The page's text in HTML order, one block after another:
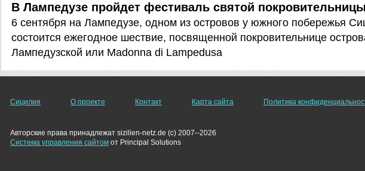
В Лампедузе пройдет фестиваль святой
6 сентября на Лампедузе, одном из островов у южного побережья
состоится ежегодное шествие, посвященной покровительнице
Лампедузской или Madonna di Lampedusa
Сицилия О проекте Контакт Карта сайта Политика
Авторские права принадлежат sizilien-netz.de (c) 2007--2026
Система управления сайтом от Principal Solutions